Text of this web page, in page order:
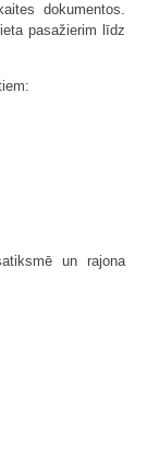
dokumentos.
pasažierim līdz
un rajona